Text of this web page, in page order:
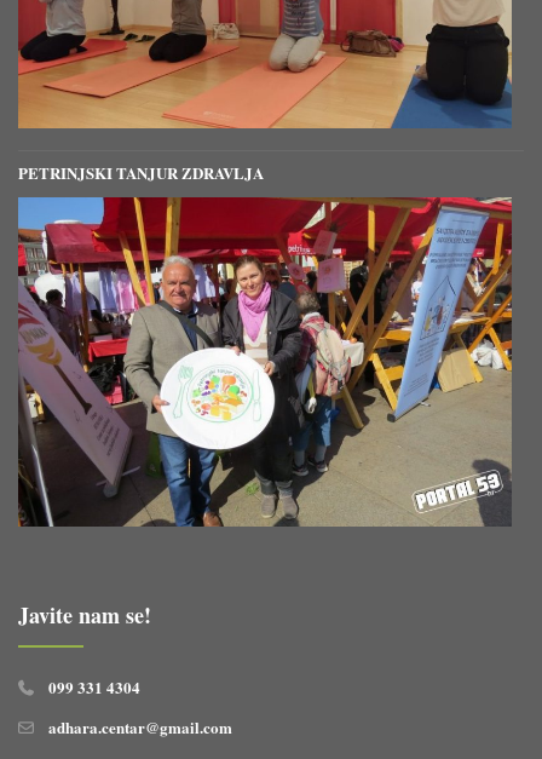
PETRINJSKI TANJUR ZDRAVLJA
Javite nam se!
099 331 4304
adhara.centar@gmail.com